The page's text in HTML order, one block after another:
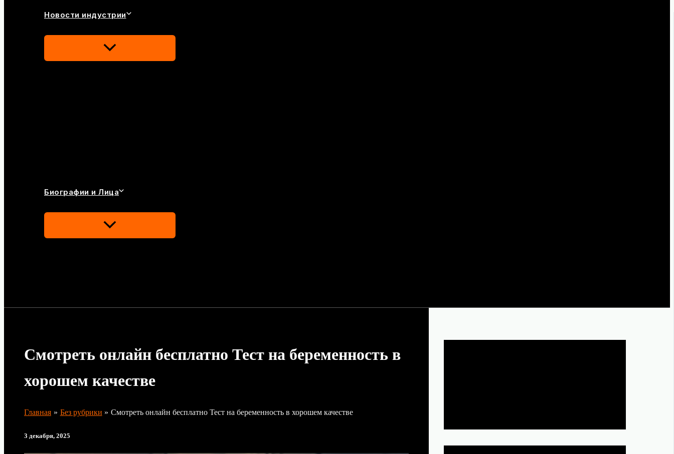
Новости индустрии
Переключатель
Биографии и Лица
Переключатель
Смотреть онлайн бесплатно Тест на беременность в
хорошем качестве
Главная Без рубрики Смотреть онлайн бесплатно Тест на беременность в хорошем качестве
3 декабря, 2025